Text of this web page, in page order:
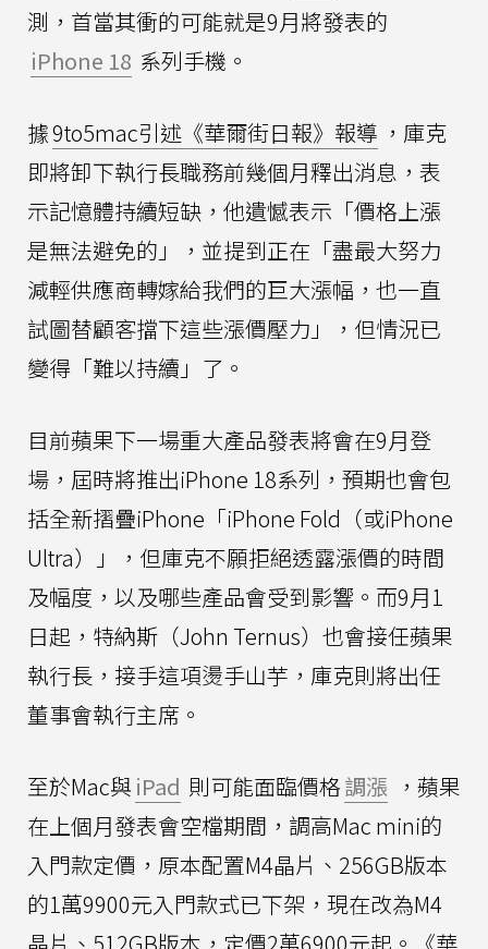
測，首當其衝的可能就是9月將發表的
iPhone 18 系列手機。
據9to5mac引述《華爾街日報》報導 ，庫克
即將卸下執行長職務前幾個月釋出消息，表
示記憶體持續短缺，他遺憾表示「價格上漲
是無法避免的」，並提到正在「盡最大努力
減輕供應商轉嫁給我們的巨大漲幅，也一直
試圖替顧客擋下這些漲價壓力」，但情況已
變得「難以持續」了。
目前蘋果下一場重大產品發表將會在9月登
場，屆時將推出iPhone 18系列，預期也會包
括全新摺疊iPhone「iPhone Fold（或iPhone
Ultra）」，但庫克不願拒絕透露漲價的時間
及幅度，以及哪些產品會受到影響。而9月1
日起，特納斯（John Ternus）也會接任蘋果
執行長，接手這項燙手山芋，庫克則將出任
董事會執行主席。
至於Mac與 iPad 則可能面臨價格調漲 ，蘋果
在上個月發表會空檔期間，調高Mac mini的
入門款定價，原本配置M4晶片、256GB版本
的1萬9900元入門款式已下架，現在改為M4